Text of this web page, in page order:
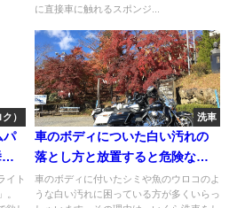
に直接車に触れるスポンジ...
）
パ
イト
。
洗車
車のボディについた白い汚れの
落とし方と放置すると危険な３
つの理由
車のボディに付いたシミや魚のウロコのよ
うな白い汚れに困っている方が多くいらっ